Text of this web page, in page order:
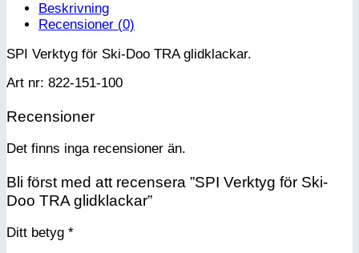
glidklackar
mängd
Beskrivning
Recensioner (0)
SPI Verktyg för Ski-Doo TRA glidklackar.
Art nr: 822-151-100
Recensioner
Det finns inga recensioner än.
Bli först med att recensera ”SPI Verktyg för Ski-
Doo TRA glidklackar”
Ditt betyg *